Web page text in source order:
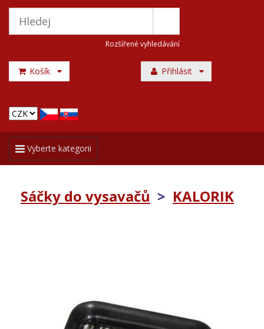
Rozšířené vyhledávání
Košík Přihlásit
Toggle
navigation
Vyberte kategorii
Sáčky do vysavačů > KALORIK